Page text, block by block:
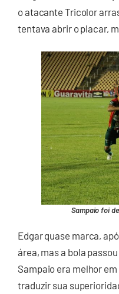
o atacante Tricolor
tentava abrir o placar,
Sampaio foi
Edgar quase marca,
área, mas a bola
Sampaio era melhor
traduzir sua